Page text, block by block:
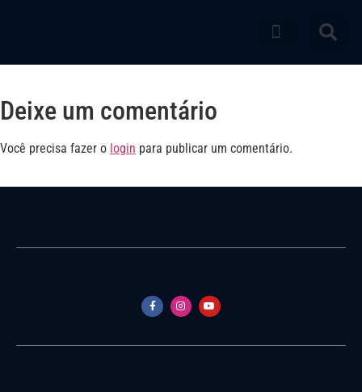
Deixe um comentário
Você precisa fazer o login para publicar um comentário.